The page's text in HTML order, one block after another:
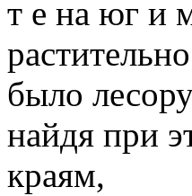
т е на юг и
было
найдя при
краям,